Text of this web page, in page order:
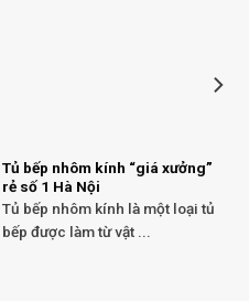
Tủ bếp nhôm kính “giá xưởng”
rẻ số 1 Hà Nội
Tủ bếp nhôm kính là một loại tủ
bếp được làm từ vật ...